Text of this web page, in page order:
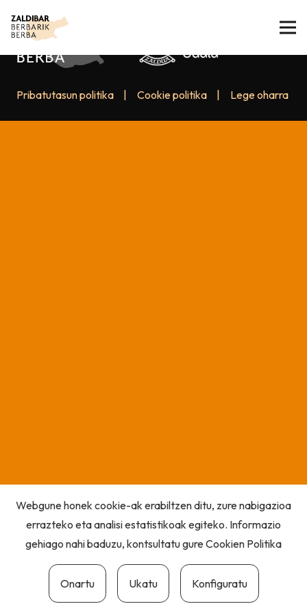
Pribatutasun politika Cookie politika Lege oharra
Webgune honek cookie-ak erabiltzen ditu, zure nabigazioa
errazteko eta analisi estatistikoak egiteko. Informazio
gehiago nahi baduzu, kontsultatu gureCookien Politika
Onartu Ukatu Konfiguratu